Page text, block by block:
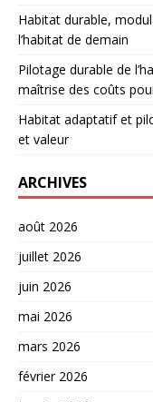
Habitat durable,
l’habitat de demain
Pilotage durable de
maîtrise des coûts
Habitat adaptatif et
et valeur
ARCHIVES
août 2026
juillet 2026
juin 2026
mai 2026
mars 2026
février 2026